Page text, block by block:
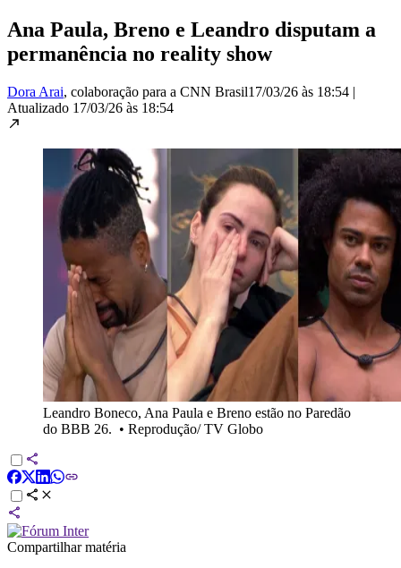
Ana Paula, Breno e Leandro disputam a
permanência no reality show
Dora Arai, colaboração para a CNN Brasil17/03/26 às 18:54 |
Atualizado 17/03/26 às 18:54
Leandro Boneco, Ana Paula e Breno estão no Paredão
do BBB 26. • Reprodução/ TV Globo
Compartilhar matéria